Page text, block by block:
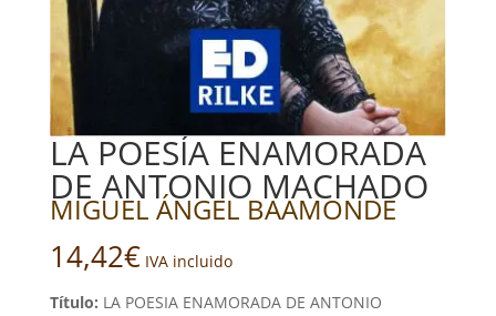
LA POESÍA ENAMORADA
DE ANTONIO MACHADO
MIGUEL ÁNGEL BAAMONDE
14,42€ IVA incluido
Título: LA POESIA ENAMORADA DE ANTONIO